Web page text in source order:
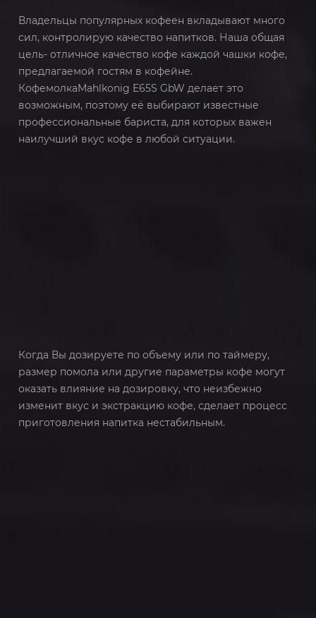
Владельцы популярных кофеен вкладывают много
сил, контролирую качество напитков. Наша общая
цель- отличное качество кофе каждой чашки кофе,
предлагаемой гостям в кофейне.
КофемолкаMahlkonig E65S GbW делает это
возможным, поэтому её выбирают известные
профессиональные бариста, для которых важен
наилучший вкус кофе в любой ситуации.
Когда Вы дозируете по объему или по таймеру,
размер помола или другие параметры кофе могут
оказать влияние на дозировку, что неизбежно
изменит вкус и экстракцию кофе, сделает процесс
приготовления напитка нестабильным.